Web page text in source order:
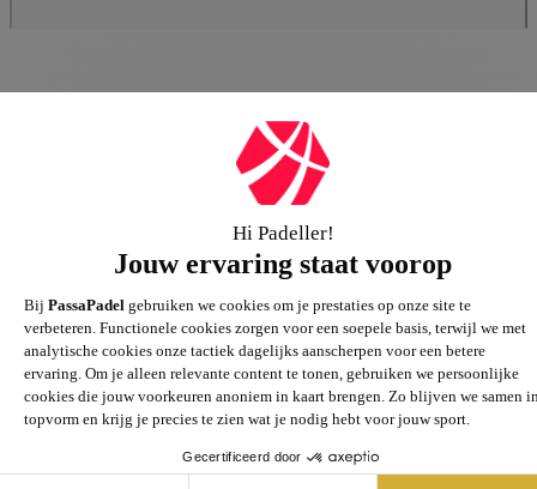
Groot assortiment
Gigantisch assortiment met meer dan 21.000+
artikelen